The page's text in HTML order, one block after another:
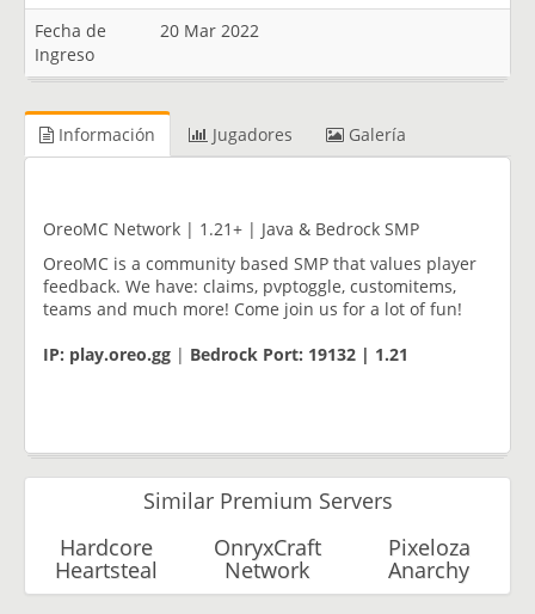
Fecha de
Ingreso
20 Mar 2022
Información Jugadores Galería
OreoMC Network | 1.21+ | Java & Bedrock SMP
OreoMC is a community based SMP that values player
feedback. We have: claims, pvptoggle, customitems,
teams and much more! Come join us for a lot of fun!
IP: play.oreo.gg | Bedrock Port: 19132 | 1.21
Similar Premium Servers
Hardcore
Heartsteal
OnryxCraft
Network
Pixeloza
Anarchy